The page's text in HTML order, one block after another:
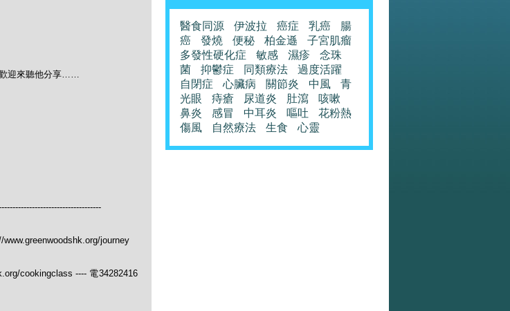
歡迎來聽他分享……
www.greenwoodshk.org/journey
cookingclass ---- 電34282416
醫食同源 伊波拉 癌症 乳癌
腸
癌
發燒 便秘 柏金遜
子宮肌瘤
多發性硬化症
敏感 濕疹
念珠
菌
抑鬱症 同類療法
過度活躍
自閉症
心臟病 關節炎 中風
青
光眼
痔瘡 尿道炎 肚瀉
咳嗽
鼻炎
感冒 中耳炎 嘔吐
花粉熱
傷風
自然療法 生食 心靈